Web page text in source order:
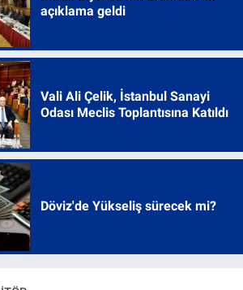
açıklama geldi
Vali Ali Çelik, İstanbul Sanayi
Odası Meclis Toplantısına Katıldı
Döviz'de Yükseliş sürecek mi?